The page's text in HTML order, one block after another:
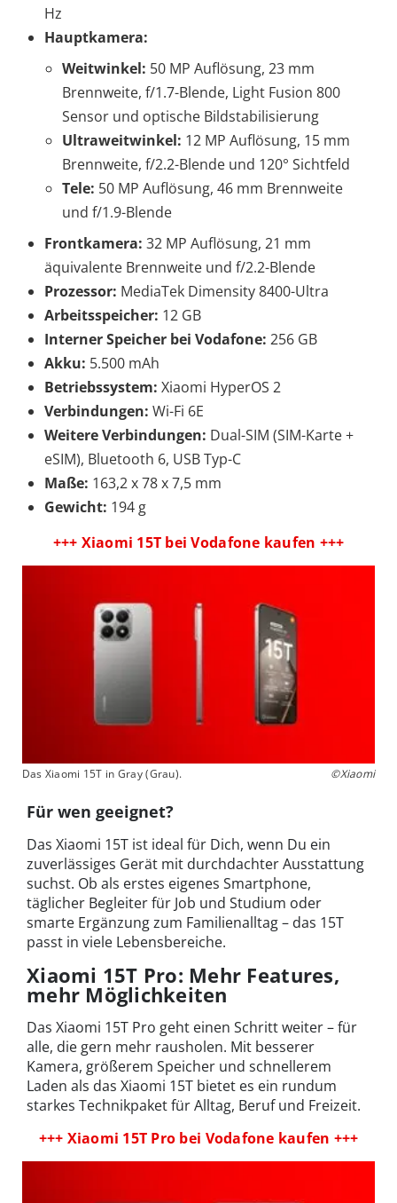
Hz
Hauptkamera:
Weitwinkel: 50 MP Auflösung, 23 mm
Brennweite, f/1.7-Blende, Light Fusion 800
Sensor und optische Bildstabilisierung
Ultraweitwinkel: 12 MP Auflösung, 15 mm
Brennweite, f/2.2-Blende und 120° Sichtfeld
Tele: 50 MP Auflösung, 46 mm Brennweite
und f/1.9-Blende
Frontkamera: 32 MP Auflösung, 21 mm
äquivalente Brennweite und f/2.2-Blende
Prozessor: MediaTek Dimensity 8400-Ultra
Arbeitsspeicher: 12 GB
Interner Speicher bei Vodafone: 256 GB
Akku: 5.500 mAh
Betriebssystem: Xiaomi HyperOS 2
Verbindungen: Wi-Fi 6E
Weitere Verbindungen: Dual-SIM (SIM-Karte +
eSIM), Bluetooth 6, USB Typ-C
Maße: 163,2 x 78 x 7,5 mm
Gewicht: 194 g
+++ Xiaomi 15T bei Vodafone kaufen +++
Das Xiaomi 15T in Gray (Grau). ©Xiaomi
Für wen geeignet?
Das Xiaomi 15T ist ideal für Dich, wenn Du ein
zuverlässiges Gerät mit durchdachter Ausstattung
suchst. Ob als erstes eigenes Smartphone,
täglicher Begleiter für Job und Studium oder
smarte Ergänzung zum Familienalltag – das 15T
passt in viele Lebensbereiche.
Xiaomi 15T Pro: Mehr Features,
mehr Möglichkeiten
Das Xiaomi 15T Pro geht einen Schritt weiter – für
alle, die gern mehr rausholen. Mit besserer
Kamera, größerem Speicher und schnellerem
Laden als das Xiaomi 15T bietet es ein rundum
starkes Technikpaket für Alltag, Beruf und Freizeit.
+++ Xiaomi 15T Pro bei Vodafone kaufen +++